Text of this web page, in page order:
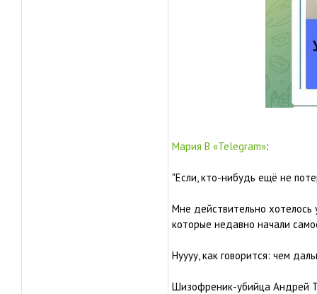
Мария В «Telegram»:
"Если, кто-нибудь ещё не
Мне действительно хотелось
которые недавно начали
Нуууу, как говорится: чем
Шизофреник-убийца Андрей